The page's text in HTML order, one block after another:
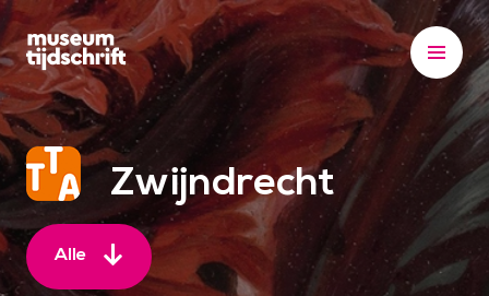
S
k
i
p
t
o
o
n
t
Zwijndrecht
Alle